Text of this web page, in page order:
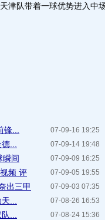
津队带着一球优势进入中场
07-09-16 19:25
...
07-09-14 19:48
...
07-09-09 16:25
瞬间
07-09-05 19:55
频 评
07-09-03 07:35
出三甲
07-08-26 16:53
...
07-08-24 15:36
...